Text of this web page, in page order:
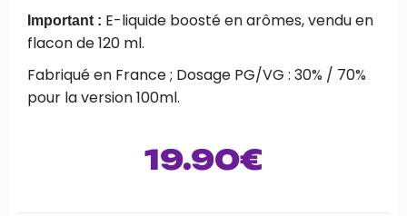
Important : E-liquide boosté en arômes, vendu en
flacon de 120 ml.
Fabriqué en France ; Dosage PG/VG : 30% / 70%
pour la version 100ml.
19.90€